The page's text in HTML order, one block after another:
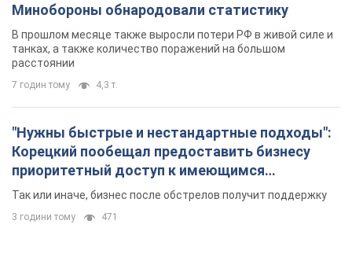
Минобороны обнародовали статистику
В прошлом месяце также выросли потери РФ в живой силе и
танках, а также количество поражений на большом
расстоянии
7 годин тому 4,3 т.
"Нужны быстрые и нестандартные подходы":
Корецкий пообещал предоставить бизнесу
приоритетный доступ к имеющимся
складским помещениям
Так или иначе, бизнес после обстрелов получит поддержку
3 години тому 471